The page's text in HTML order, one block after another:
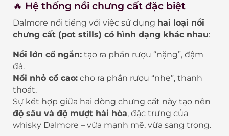
🔥 Hệ thống nồi chưng cất đặc biệt
Dalmore nổi tiếng với việc sử dụng hai loại nồi
chưng cất (pot stills) có hình dạng khác nhau:
Nồi lớn cổ ngắn: tạo ra phần rượu “nặng”, đậm
đà.
Nồi nhỏ cổ cao: cho ra phần rượu “nhẹ”, thanh
thoát.
Sự kết hợp giữa hai dòng chưng cất này tạo nên
độ sâu và độ mượt hài hòa, đặc trưng của
whisky Dalmore – vừa mạnh mẽ, vừa sang trọng.